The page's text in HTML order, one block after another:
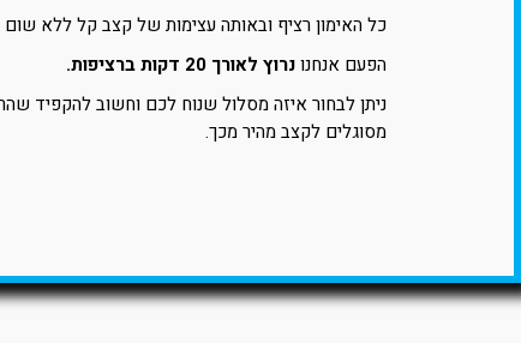
כל האימון רציף ובאותה עצימות של קצב קל ללא שום
הפעם אנחנונרוץ לאורך 20 דקות ברציפות.
ניתן לבחור איזה מסלול שנוח לכם וחשוב להקפיד
מסוגלים לקצב מהיר מכך.